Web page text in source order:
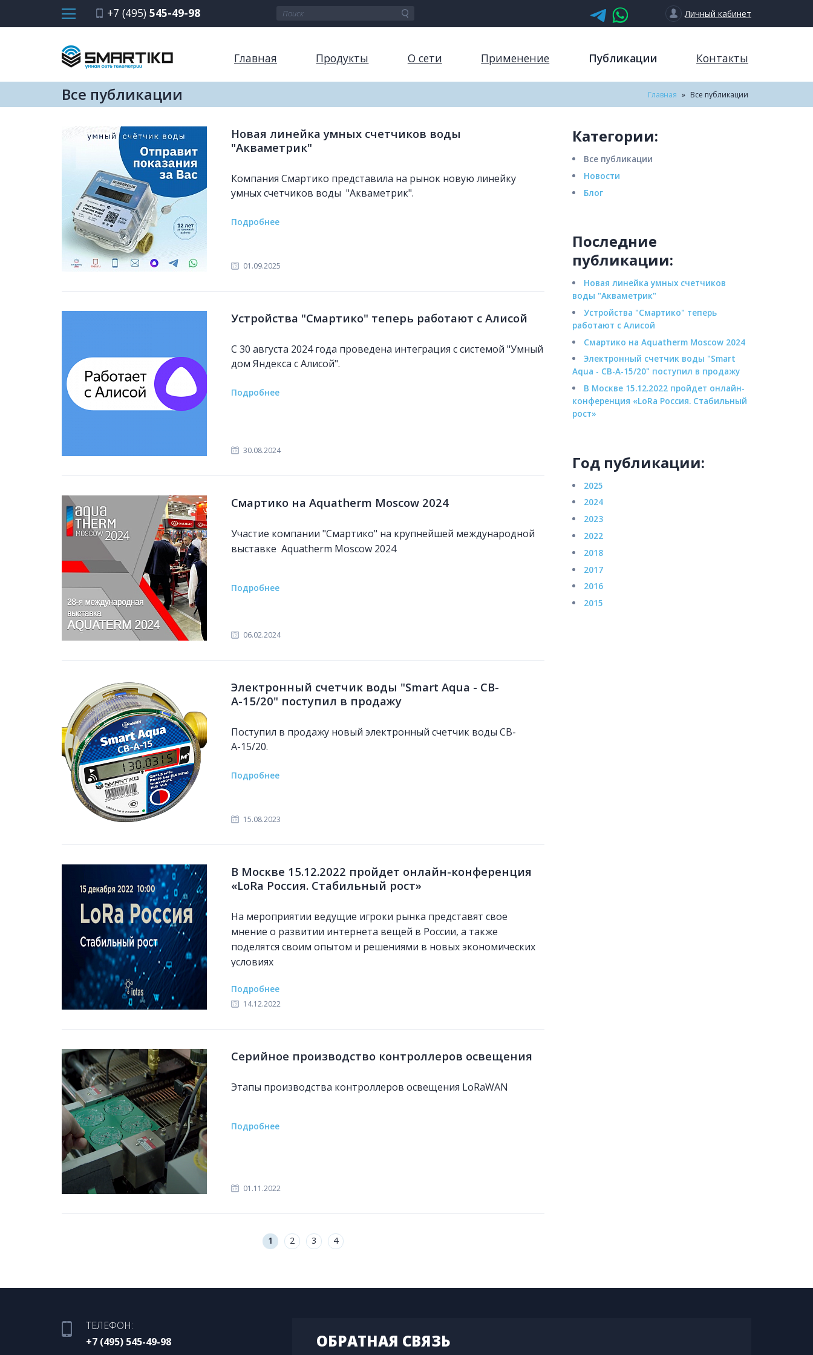
Личный кабинет
+7 (495)545-49-98
Главная Продукты О сети Применение Публикации Контакты
Все публикации Главная » Все публикации
Новая линейка умных счетчиков воды
"Акваметрик"
Компания Смартико представила на рынок новую линейку
умных счетчиков воды "Акваметрик".
Подробнее
01.09.2025
Устройства "Смартико" теперь работают с Алисой
С 30 августа 2024 года проведена интеграция с системой "Умный
дом Яндекса с Алисой".
Подробнее
30.08.2024
Смартико на Aquatherm Moscow 2024
Участие компании "Смартико" на крупнейшей международной
выставке Aquatherm Moscow 2024
Подробнее
06.02.2024
Электронный счетчик воды "Smart Aqua - СВ-
А-15/20" поступил в продажу
Поступил в продажу новый электронный счетчик воды СВ-
А-15/20.
Подробнее
15.08.2023
В Москве 15.12.2022 пройдет онлайн-конференция
«LoRa Россия. Стабильный рост»
На мероприятии ведущие игроки рынка представят свое
мнение о развитии интернета вещей в России, а также
поделятся своим опытом и решениями в новых экономических
условиях
Подробнее
14.12.2022
Серийное производство контроллеров освещения
Этапы производства контроллеров освещения LoRaWAN
Подробнее
01.11.2022
1 2 3 4
Категории:
Все публикации
Новости
Блог
Последние
публикации:
Новая линейка умных счетчиков
воды "Акваметрик"
Устройства "Смартико" теперь
работают с Алисой
Смартико на Aquatherm Moscow 2024
Электронный счетчик воды "Smart
Aqua - СВ-А-15/20" поступил в продажу
В Москве 15.12.2022 пройдет онлайн-
конференция «LoRa Россия. Стабильный
рост»
Год публикации:
2025
2024
2023
2022
2018
2017
2016
2015
ТЕЛЕФОН:
+7 (495) 545-49-98
ОБРАТНАЯ СВЯЗЬ